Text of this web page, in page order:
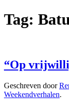
Tag:
“Op
Geschreven door
Weekendverhalen.